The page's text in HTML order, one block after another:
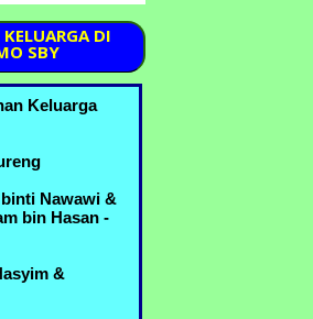
DI
SBY
Keluarga
Nawawi &
bin Hasan -
&